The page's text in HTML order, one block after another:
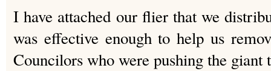
I have attached our flier that we
was effective enough to help us
Councilors who were pushing the giant